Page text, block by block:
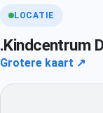
LOCATIE
.Kindcentrum
Grotere kaart ↗